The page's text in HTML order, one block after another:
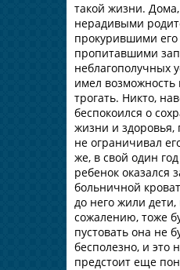
такой жизни.
нерадивыми
прокурившими его
пропитавшими
неблагополучных
имел возможность
трогать. Никто,
беспокоился о
жизни и здоровья,
не ограничивал
же, в свой один
ребенок оказался
больничной
до него жили дети,
сожалению, тоже
пустовать она не
бесполезно, и это
предстоит еще